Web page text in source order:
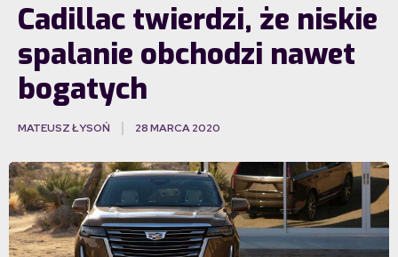
Cadillac twierdzi, że niskie
spalanie obchodzi nawet
bogatych
MATEUSZ ŁYSOŃ 28 MARCA 2020